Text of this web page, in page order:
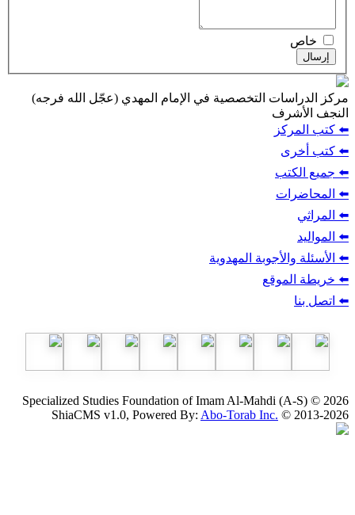
التخصصية في الإمام المهدي (عجّل الله فرجه)
المهدوية
Specialized Studies Foundation of Imam Al-
ShiaCMS v1.0, Powered By:Abo-Torab Inc.